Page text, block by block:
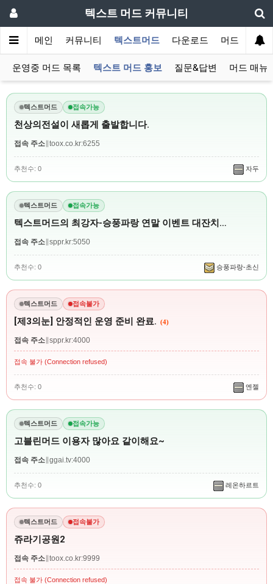
텍스트 머드 커뮤니티
메인 커뮤니티 텍스트머드 다운로드 머드 잡담
운영중 머드 목록 텍스트 머드 홍보 질문&답변 머드 매뉴
텍스트머드 접속가능
천상의전설이 새롭게 출발합니다.
접속 주소 toox.co.kr:6255
추천수: 0 자두
텍스트머드 접속가능
텍스트머드의 최강자-승풍파랑 연말 이벤트 대잔치…
접속 주소 sppr.kr:5050
추천수: 0 승풍파랑-초신
텍스트머드 접속불가
[제3의눈] 안정적인 운영 준비 완료. (4)
접속 주소 sppr.kr:4000
접속 불가 (Connection refused)
추천수: 0 엔젤
텍스트머드 접속가능
고블린머드 이용자 많아요 같이해요~
접속 주소 ggai.tv:4000
추천수: 0 레온하르트
텍스트머드 접속불가
쥬라기공원2
접속 주소 toox.co.kr:9999
접속 불가 (Connection refused)